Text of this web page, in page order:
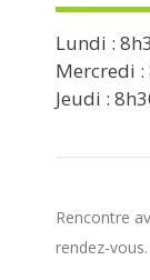
Lundi :
Mercredi
Jeudi :
Rencontre
rendez-vous.